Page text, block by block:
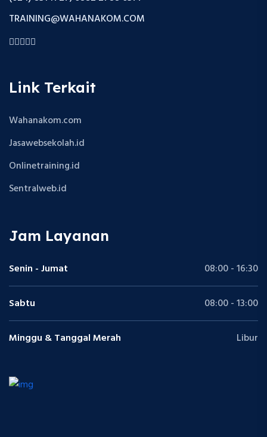
TRAINING@WAHANAKOM.COM
Link Terkait
Wahanakom.com
Jasawebsekolah.id
Onlinetraining.id
Sentralweb.id
Jam Layanan
Senin - Jumat 08:00 - 16:30
Sabtu 08:00 - 13:00
Minggu & Tanggal Merah Libur